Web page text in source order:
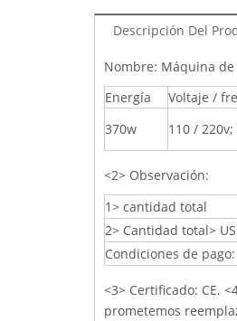
Descripción Del
Nombre: Máquina de
Energía
Voltaje /
370w
110 /
<2> Observación:
1> cantidad total
2> Cantidad total>
Condiciones de
<3> Certificado: CE.
prometemos